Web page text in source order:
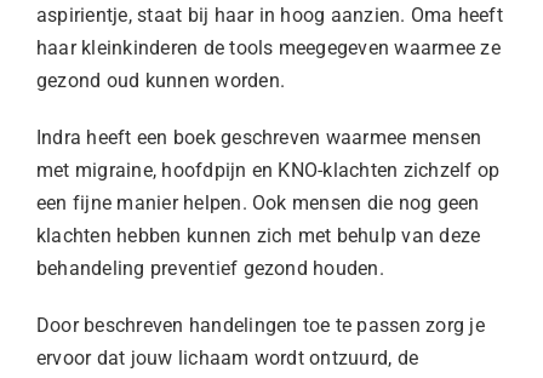
aspirientje, staat bij haar in hoog aanzien. Oma heeft
haar kleinkinderen de tools meegegeven waarmee ze
gezond oud kunnen worden.
Indra heeft een boek geschreven waarmee mensen
met migraine, hoofdpijn en KNO-klachten zichzelf op
een fijne manier helpen. Ook mensen die nog geen
klachten hebben kunnen zich met behulp van deze
behandeling preventief gezond houden.
Door beschreven handelingen toe te passen zorg je
ervoor dat jouw lichaam wordt ontzuurd, de